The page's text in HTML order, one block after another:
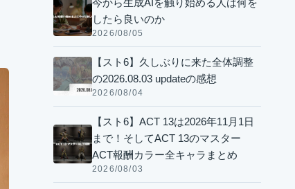
今から生成AIを触り始める人は何を
したら良いのか
2026/08/05
【スト6】久しぶりに来た全体調整
の2026.08.03 updateの感想
2026/08/04
【スト6】ACT 13は2026年11月1日
まで！そしてACT 13のマスター
ACT報酬カラー全キャラまとめ
2026/08/03